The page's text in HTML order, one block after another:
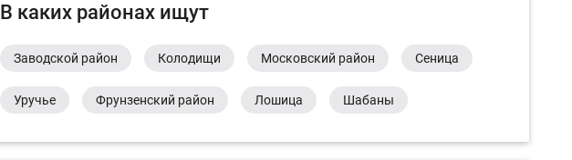
В каких районах ищут
Заводской район Колодищи Московский район Сеница
Уручье Фрунзенский район Лошица Шабаны